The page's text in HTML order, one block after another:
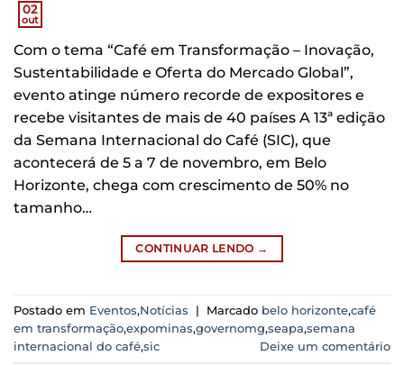
02
out
Com o tema “Café em Transformação – Inovação,
Sustentabilidade e Oferta do Mercado Global”,
evento atinge número recorde de expositores e
recebe visitantes de mais de 40 países A 13ª edição
da Semana Internacional do Café (SIC), que
acontecerá de 5 a 7 de novembro, em Belo
Horizonte, chega com crescimento de 50% no
tamanho…
CONTINUAR LENDO →
Postado em Eventos,Notícias | Marcado belo horizonte,café
em transformação,expominas,governomg,seapa,semana
internacional do café,sic Deixe um comentário